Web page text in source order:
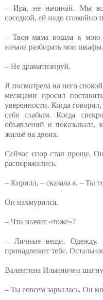
– Ира, не начинай. Мы
соседкой, ей надо
– Твоя мама вошла в мою
начала разбирать мои шкафы.
– Не драматизируй.
Я посмотрела на него
месяцами просил
уверенности. Когда
себя слабым. Когда
объявлений и
жильё на двоих.
Сейчас спор стал проще.
распоряжались.
– Кирилл, – сказала я. – Ты
Он нахмурился.
– Что значит «тоже»?
– Личные вещи. Одежду.
принадлежит тебе. Остальное
Валентина Ильинична
– Ты совсем зарвалась. Он